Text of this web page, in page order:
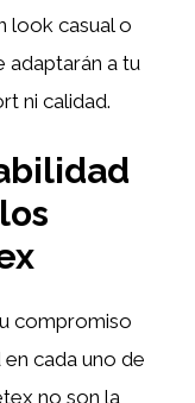
look casual o
adaptarán a tu
ni calidad.
compromiso
cada uno de
no son la